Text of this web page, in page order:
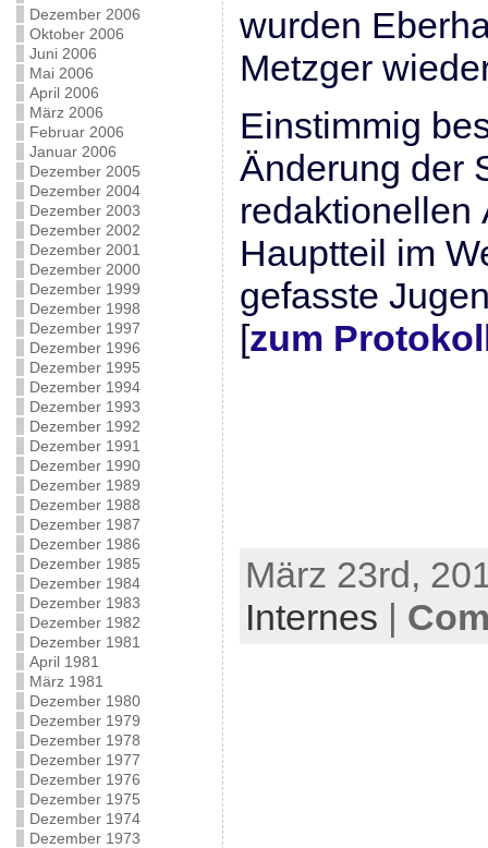
Dezember 2006
Oktober 2006
Juni 2006
Mai 2006
April 2006
März 2006
Februar 2006
Januar 2006
Dezember 2005
Dezember 2004
Dezember 2003
Dezember 2002
Dezember 2001
Dezember 2000
Dezember 1999
Dezember 1998
Dezember 1997
Dezember 1996
Dezember 1995
Dezember 1994
Dezember 1993
Dezember 1992
Dezember 1991
Dezember 1990
Dezember 1989
Dezember 1988
Dezember 1987
Dezember 1986
Dezember 1985
Dezember 1984
Dezember 1983
Dezember 1982
Dezember 1981
April 1981
März 1981
Dezember 1980
Dezember 1979
Dezember 1978
Dezember 1977
Dezember 1976
Dezember 1975
Dezember 1974
Dezember 1973
wurden
Metzger
Einstimmig
Änderung der
redaktionellen
Hauptteil im
gefasste
[zum
März 23rd,
Internes |